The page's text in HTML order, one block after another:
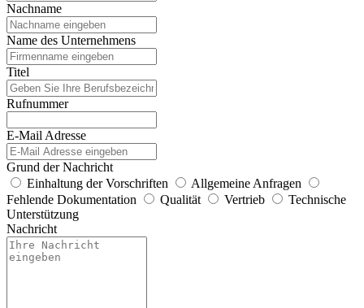
Nachname
Name des Unternehmens
Titel
Rufnummer
E-Mail Adresse
Grund der Nachricht
Einhaltung der Vorschriften
Allgemeine Anfragen
Fehlende Dokumentation
Qualität Vertrieb
Technische
Unterstützung
Nachricht